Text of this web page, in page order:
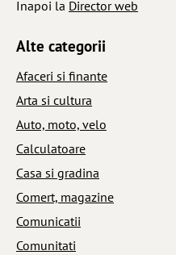
Inapoi la Director web
Alte categorii
Afaceri si finante
Arta si cultura
Auto, moto, velo
Calculatoare
Casa si gradina
Comert, magazine
Comunicatii
Comunitati